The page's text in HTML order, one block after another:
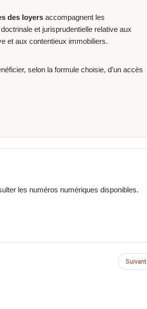
des loyers accompagnent les
et jurisprudentielle relative aux
et aux contentieux immobiliers.
selon la formule choisie, d’un accès
les numéros numériques disponibles.
Suivant